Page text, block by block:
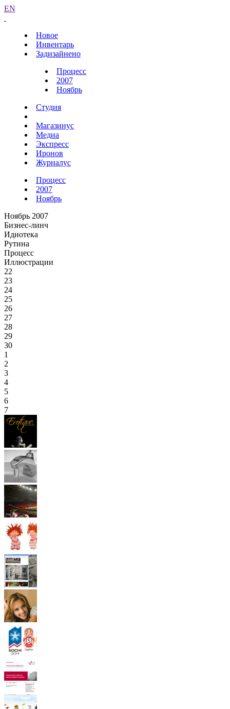
EN
Новое
Инвентарь
Задизайнено
Процесс
2007
Ноябрь
Студия
Магазинус
Медиа
Экспресс
Иронов
Журналус
Процесс
2007
Ноябрь
Ноябрь 2007
Бизнес-линч
Идиотека
Рутина
Процесс
Иллюстрации
22
23
24
25
26
27
28
29
30
1
2
3
4
5
6
7